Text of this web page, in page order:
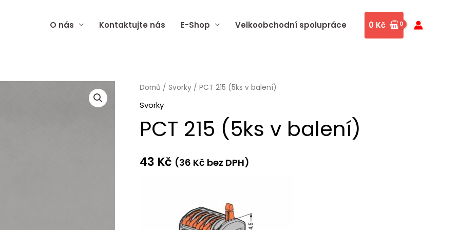
O nás Kontaktujte nás E-Shop Velkoobchodní spolupráce 0 Kč
Domů / Svorky / PCT 215 (5ks v balení)
Svorky
PCT 215 (5ks v balení)
43 Kč (36 Kč bez DPH)
PCT
215
v
množství
balení)